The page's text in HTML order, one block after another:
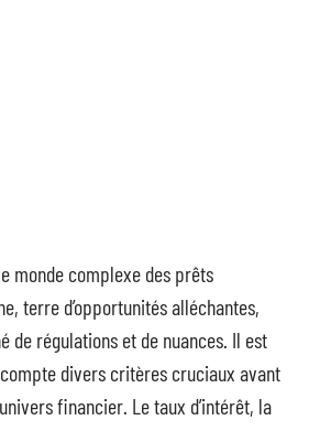
monde complexe des prêts
terre d’opportunités alléchantes,
de régulations et de nuances. Il est
divers critères cruciaux avant
financier. Le taux d’intérêt, la